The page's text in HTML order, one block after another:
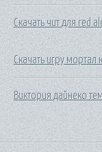
Скачать чит для red
Скачать игру
Виктория дайнеко